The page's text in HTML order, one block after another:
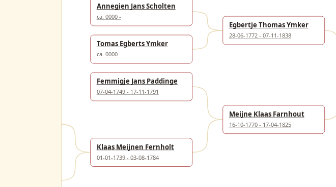
Annegien Jans Scholten
ca. 0000 -
Tomas Egberts Ymker
ca. 0000 -
Egbertje Thomas Ymker
28-06-1772 - 07-11-1838
Femmigje Jans Paddinge
07-04-1749 - 17-11-1791
Klaas Meijnen Fernholt
01-01-1739 - 03-08-1784
Meijne Klaas Farnhout
16-10-1770 - 17-04-1825